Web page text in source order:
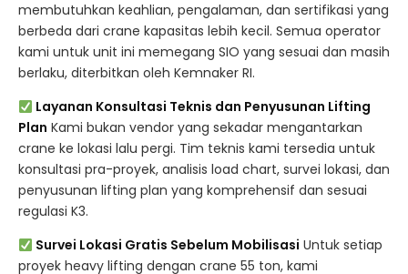
membutuhkan keahlian, pengalaman, dan sertifikasi yang
berbeda dari crane kapasitas lebih kecil. Semua operator
kami untuk unit ini memegang SIO yang sesuai dan masih
berlaku, diterbitkan oleh Kemnaker RI.
Layanan Konsultasi Teknis dan Penyusunan Lifting
Plan Kami bukan vendor yang sekadar mengantarkan
crane ke lokasi lalu pergi. Tim teknis kami tersedia untuk
konsultasi pra-proyek, analisis load chart, survei lokasi, dan
penyusunan lifting plan yang komprehensif dan sesuai
regulasi K3.
Survei Lokasi Gratis Sebelum Mobilisasi Untuk setiap
proyek heavy lifting dengan crane 55 ton, kami